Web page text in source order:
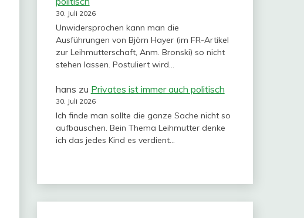
30. Juli 2026
Unwidersprochen kann man die
Ausführungen von Björn Hayer (im FR-Artikel
zur Leihmutterschaft, Anm. Bronski) so nicht
stehen lassen. Postuliert wird…
hans zu Privates ist immer auch politisch
30. Juli 2026
Ich finde man sollte die ganze Sache nicht so
aufbauschen. Bein Thema Leihmutter denke
ich das jedes Kind es verdient…